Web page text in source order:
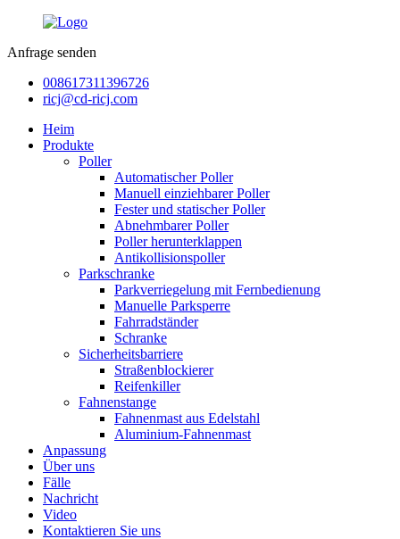
Anfrage senden
008617311396726
ricj@cd-ricj.com
Heim
Produkte
Poller
Automatischer Poller
Manuell einziehbarer Poller
Fester und statischer Poller
Abnehmbarer Poller
Poller herunterklappen
Antikollisionspoller
Parkschranke
Parkverriegelung mit Fernbedienung
Manuelle Parksperre
Fahrradständer
Schranke
Sicherheitsbarriere
Straßenblockierer
Reifenkiller
Fahnenstange
Fahnenmast aus Edelstahl
Aluminium-Fahnenmast
Anpassung
Über uns
Fälle
Nachricht
Video
Kontaktieren Sie uns